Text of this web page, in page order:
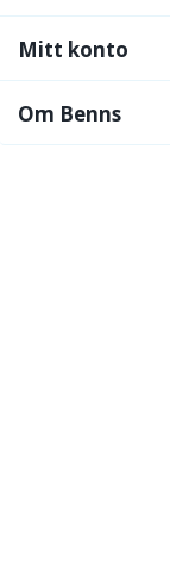
Mitt konto
Om Benns